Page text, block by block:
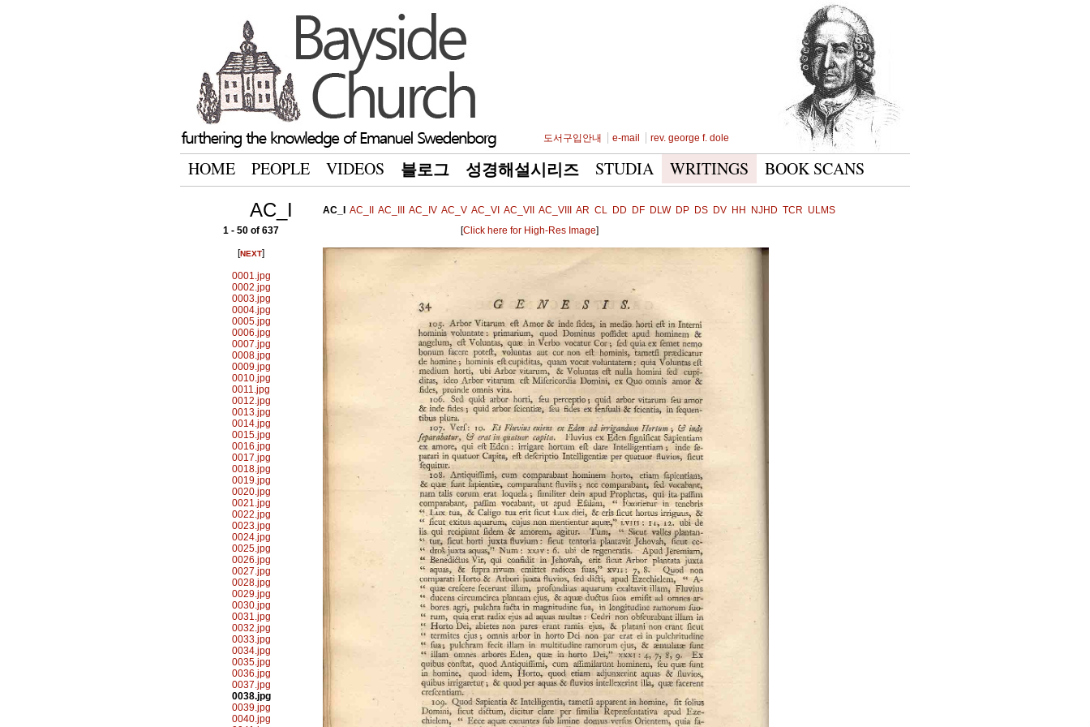
도서구입안내 e-mail rev. george f. dole
HOME PEOPLE VIDEOS 블로그 성경해설시리즈 STUDIA WRITINGS
BOOK SCANS
AC_I
AC_I AC_II AC_III AC_IV AC_V AC_VI AC_VII AC_VIII AR CL DD DF DLW DP DS DV HH NJHD TCR ULMS
1 - 50 of 637
[NEXT]
0001.jpg
0002.jpg
0003.jpg
0004.jpg
0005.jpg
0006.jpg
0007.jpg
0008.jpg
0009.jpg
0010.jpg
0011.jpg
0012.jpg
0013.jpg
0014.jpg
0015.jpg
0016.jpg
0017.jpg
0018.jpg
0019.jpg
0020.jpg
0021.jpg
0022.jpg
0023.jpg
0024.jpg
0025.jpg
0026.jpg
0027.jpg
0028.jpg
0029.jpg
0030.jpg
0031.jpg
0032.jpg
0033.jpg
0034.jpg
0035.jpg
0036.jpg
0037.jpg
0038.jpg
0039.jpg
0040.jpg
[Click here for High-Res Image]